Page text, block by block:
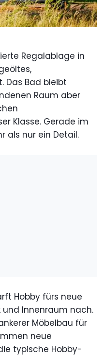
Regalablage in
Das Bad bleibt
Raum aber
Klasse. Gerade im
als nur ein Detail.
Hobby fürs neue
und Innenraum nach.
Möbelbau für
neue
typische Hobby-